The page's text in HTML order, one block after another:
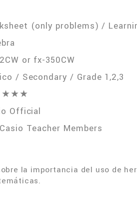
(only problems) /
or fx-350CW
/ Secondary / Grade 1,2,3
★★★
Official
Teacher Members
la importancia del uso de